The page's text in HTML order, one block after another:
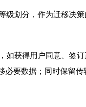
划分，作为迁移决策
如获得用户同意、签
要数据；同时保留